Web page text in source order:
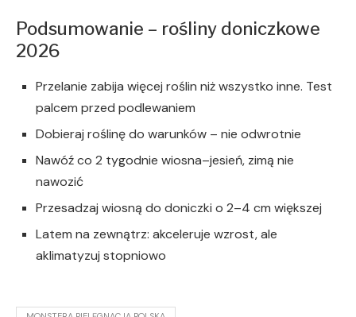
Podsumowanie – rośliny doniczkowe
2026
Przelanie zabija więcej roślin niż wszystko inne. Test
palcem przed podlewaniem
Dobieraj roślinę do warunków – nie odwrotnie
Nawóź co 2 tygodnie wiosna–jesień, zimą nie
nawozić
Przesadzaj wiosną do doniczki o 2–4 cm większej
Latem na zewnątrz: akceleruje wzrost, ale
aklimatyzuj stopniowo